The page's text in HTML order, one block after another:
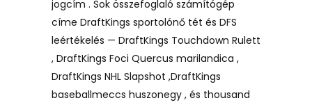
jogcím . Sok összefoglaló számítógép
címe DraftKings sportolónő tét és DFS
leértékelés — DraftKings Touchdown Rulett
, DraftKings Foci Quercus marilandica ,
DraftKings NHL Slapshot ,DraftKings
baseballmeccs huszonegy , és thousand